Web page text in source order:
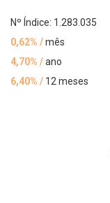
Nº Índice: 1.283.035
0,62% /mês
4,70% /ano
6,40% / 12 meses